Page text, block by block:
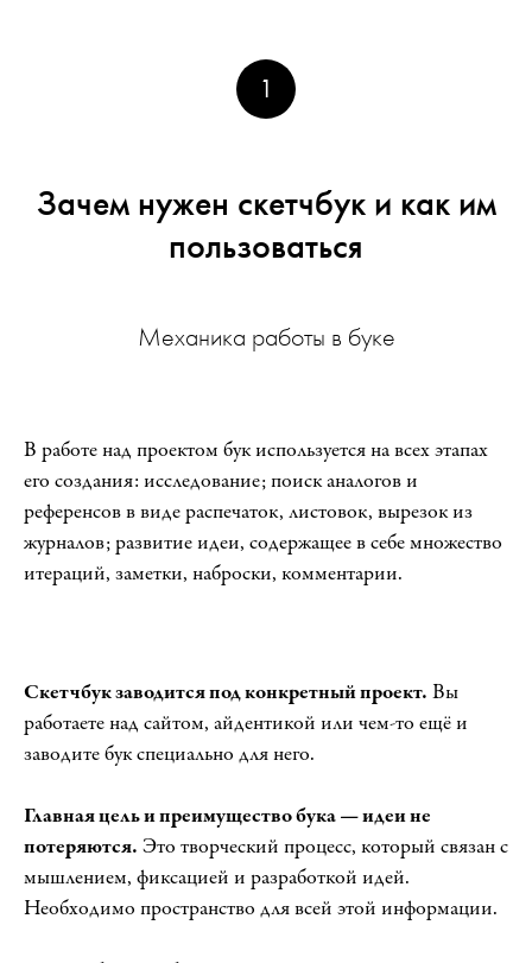
Как оформить портфолио
1
Зачем нужен скетчбук и как им
пользоваться
Механика работы в буке
В работе над проектом бук используется на всех этапах
его создания: исследование; поиск аналогов и
референсов в виде распечаток, листовок, вырезок из
журналов; развитие идеи, содержащее в себе множество
итераций, заметки, наброски, комментарии.
Скетчбук заводится под конкретный проект. Вы
работаете над сайтом, айдентикой или чем-то ещё и
заводите бук специально для него.
Главная цель и преимущество бука — идеи не
потеряются. Это творческий процесс, который связан с
мышлением, фиксацией и разработкой идей.
Необходимо пространство для всей этой информации.